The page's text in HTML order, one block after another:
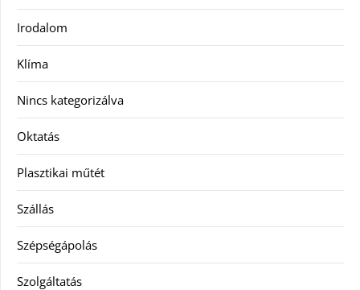
Irodalom
Klíma
Nincs kategorizálva
Oktatás
Plasztikai műtét
Szállás
Szépségápolás
Szolgáltatás